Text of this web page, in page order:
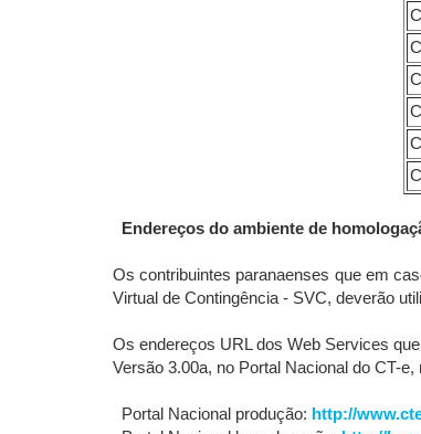
Endereços do ambiente de
Os contribuintes paranaenses que em
Virtual de Contingência - SVC, deverão
Os endereços URL dos Web Services
Versão 3.00a, no Portal Nacional do CT-
Portal Nacional produção: http://